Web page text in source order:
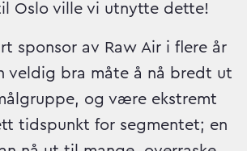
Oslo ville vi utnytte dette!
sponsor av Raw Air i flere år
veldig bra måte å nå bredt ut
og være ekstremt
tidspunkt for segmentet; en